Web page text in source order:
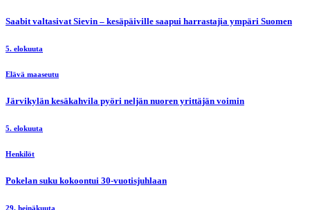
Saabit valtasivat Sievin – kesäpäiville saapui harrastajia ympäri Suomen
5. elokuuta
Elävä maaseutu
Järvikylän kesäkahvila pyöri neljän nuoren yrittäjän voimin
5. elokuuta
Henkilöt
Pokelan suku kokoontui 30-vuotisjuhlaan
29. heinäkuuta